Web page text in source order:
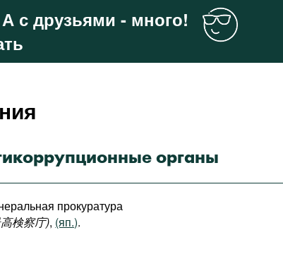
с друзьями - много!
органы
прокуратура
検察庁), (яп.).